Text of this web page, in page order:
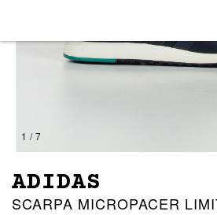
1 / 7
ADIDAS
SCARPA MICROPACER